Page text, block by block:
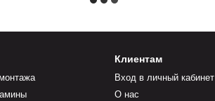
Клиентам
Вход в личный кабинет
О нас